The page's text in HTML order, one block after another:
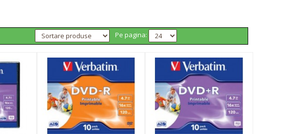
Pe pagina: